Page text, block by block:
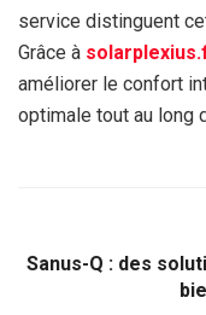
service distinguent
Grâce à
améliorer le confort
optimale tout au long
Sanus-Q : des